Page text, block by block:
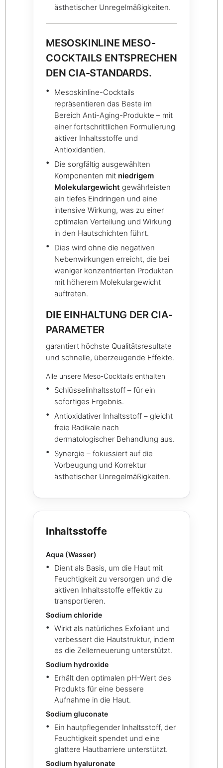
ästhetischer Unregelmäßigkeiten.
MESOSKINLINE MESO-
COCKTAILS ENTSPRECHEN
DEN CIA-STANDARDS.
Mesoskinline-Cocktails
repräsentieren das Beste im
Bereich Anti-Aging-Produkte – mit
einer fortschrittlichen Formulierung
aktiver Inhaltsstoffe und
Antioxidantien.
Die sorgfältig ausgewählten
Komponenten mit niedrigem
Molekulargewichtgewährleisten
ein tiefes Eindringen und eine
intensive Wirkung, was zu einer
optimalen Verteilung und Wirkung
in den Hautschichten führt.
Dies wird ohne die negativen
Nebenwirkungen erreicht, die bei
weniger konzentrierten Produkten
mit höherem Molekulargewicht
auftreten.
DIE EINHALTUNG DER CIA-
PARAMETER
garantiert höchste Qualitätsresultate
und schnelle, überzeugende Effekte.
Alle unsere Meso-Cocktails enthalten
Schlüsselinhaltsstoff – für ein
sofortiges Ergebnis.
Antioxidativer Inhaltsstoff – gleicht
freie Radikale nach
dermatologischer Behandlung aus.
Synergie – fokussiert auf die
Vorbeugung und Korrektur
ästhetischer Unregelmäßigkeiten.
Inhaltsstoffe
Aqua (Wasser)
Dient als Basis, um die Haut mit
Feuchtigkeit zu versorgen und die
aktiven Inhaltsstoffe effektiv zu
transportieren.
Sodium chloride
Wirkt als natürliches Exfoliant und
verbessert die Hautstruktur, indem
es die Zellerneuerung unterstützt.
Sodium hydroxide
Erhält den optimalen pH-Wert des
Produkts für eine bessere
Aufnahme in die Haut.
Sodium gluconate
Ein hautpflegender Inhaltsstoff, der
Feuchtigkeit spendet und eine
glattere Hautbarriere unterstützt.
Sodium hyaluronate